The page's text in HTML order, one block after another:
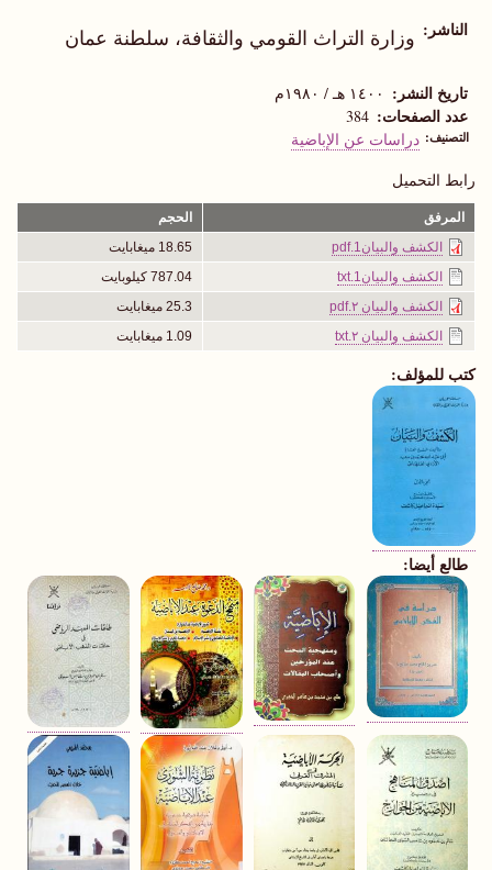
الناشر وزارة التراث القومي والثقافة، سلطنة عمان
تاريخ النشر ١٤٠٠ هـ / ١٩٨٠م
عدد الصفحات 384
التصنيف دراسات عن الإباضية
رابط التحميل
المرفق
الحجم
الكشف والبيان1.pdf
18.65 ميغابايت
الكشف والبيان1.txt
787.04 كيلوبايت
الكشف والبيان ٢.pdf
25.3 ميغابايت
الكشف والبيان ٢.txt
1.09 ميغابايت
كتب للمؤلف:
طالع أيضا